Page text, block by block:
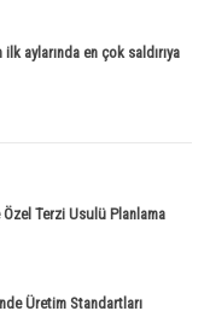
aylarında en çok saldırıya
Özel Terzi Usulü Planlama
Üretim Standartları